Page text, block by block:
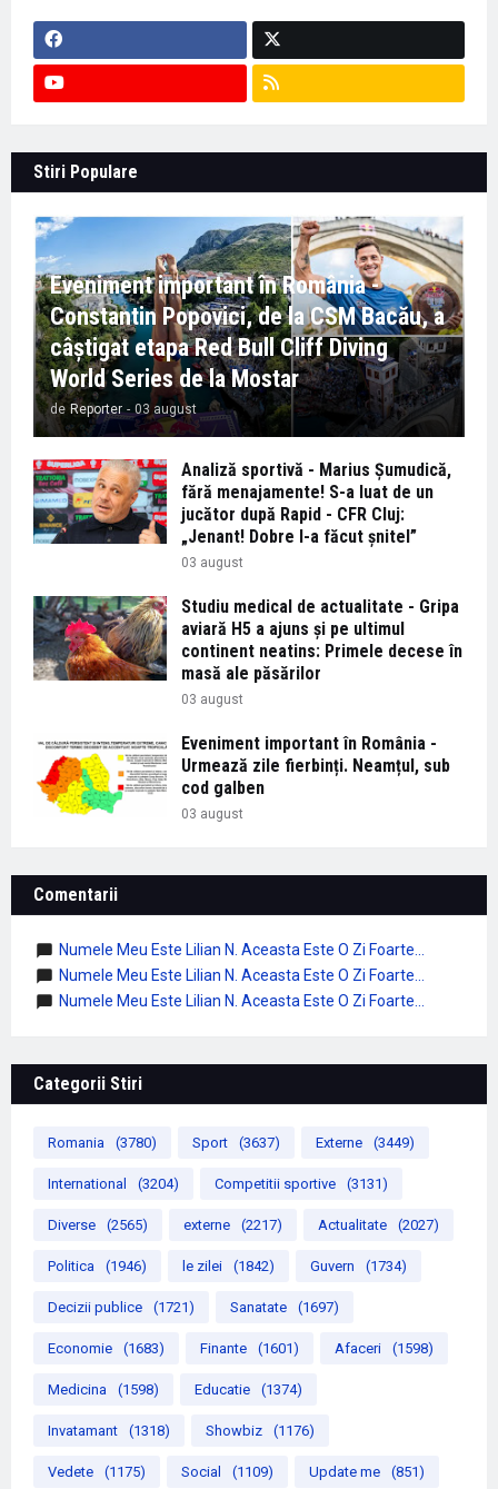
Stiri Populare
Eveniment important în România -
Constantin Popovici, de la CSM Bacău, a
câștigat etapa Red Bull Cliff Diving
World Series de la Mostar
de Reporter - 03 august
Analiză sportivă - Marius Șumudică,
fără menajamente! S-a luat de un
jucător după Rapid - CFR Cluj:
„Jenant! Dobre l-a făcut șnitel”
03 august
Studiu medical de actualitate - Gripa
aviară H5 a ajuns și pe ultimul
continent neatins: Primele decese în
masă ale păsărilor
03 august
Eveniment important în România -
Urmează zile fierbinți. Neamțul, sub
cod galben
03 august
Comentarii
Numele Meu Este Lilian N. Aceasta Este O Zi Foarte...
Numele Meu Este Lilian N. Aceasta Este O Zi Foarte...
Numele Meu Este Lilian N. Aceasta Este O Zi Foarte...
Categorii Stiri
Romania (3780) Sport (3637) Externe (3449)
International (3204) Competitii sportive (3131)
Diverse (2565) externe (2217) Actualitate (2027)
Politica (1946) le zilei (1842) Guvern (1734)
Decizii publice (1721) Sanatate (1697)
Economie (1683) Finante (1601) Afaceri (1598)
Medicina (1598) Educatie (1374)
Invatamant (1318) Showbiz (1176)
Vedete (1175) Social (1109) Update me (851)